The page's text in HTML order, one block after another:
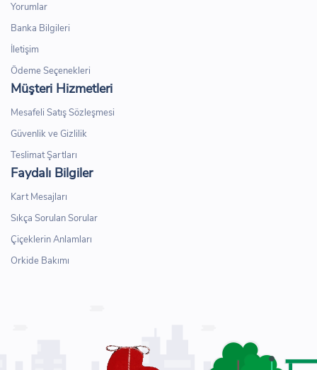
Yorumlar
Banka Bilgileri
İletişim
Ödeme Seçenekleri
Müşteri Hizmetleri
Mesafeli Satış Sözleşmesi
Güvenlik ve Gizlilik
Teslimat Şartları
Faydalı Bilgiler
Kart Mesajları
Sıkça Sorulan Sorular
Çiçeklerin Anlamları
Orkide Bakımı